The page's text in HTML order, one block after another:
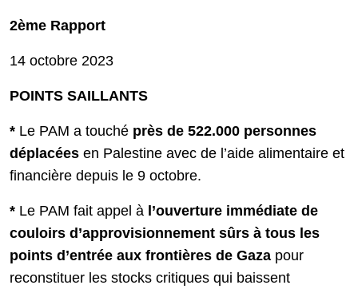
2ème Rapport
14 octobre 2023
POINTS SAILLANTS
* Le PAM a touché près de 522.000 personnes
déplacées en Palestine avec de l’aide alimentaire et
financière depuis le 9 octobre.
* Le PAM fait appel à l’ouverture immédiate de
couloirs d’approvisionnement sûrs à tous les
points d’entrée aux frontières de Gaza pour
reconstituer les stocks critiques qui baissent